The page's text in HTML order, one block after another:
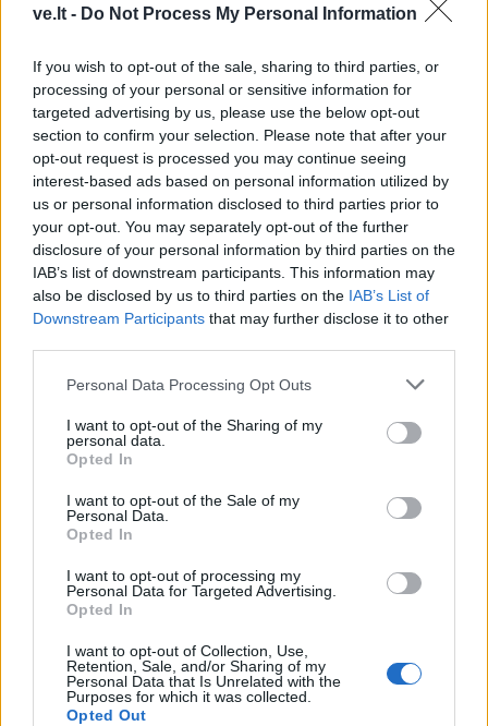
ve.lt - Do Not Process My Personal Information
If you wish to opt-out of the sale, sharing to third parties, or
processing of your personal or sensitive information for
targeted advertising by us, please use the below opt-out
section to confirm your selection. Please note that after your
opt-out request is processed you may continue seeing
interest-based ads based on personal information utilized by
us or personal information disclosed to third parties prior to
your opt-out. You may separately opt-out of the further
disclosure of your personal information by third parties on the
IAB’s list of downstream participants. This information may
also be disclosed by us to third parties on the IAB’s List of
Downstream Participants that may further disclose it to other
Personal Data Processing Opt Outs
I want to opt-out of the Sharing of my
personal data.
Opted In
I want to opt-out of the Sale of my
Personal Data.
Opted In
I want to opt-out of processing my
Personal Data for Targeted Advertising.
Opted In
I want to opt-out of Collection, Use,
Retention, Sale, and/or Sharing of my
Personal Data that Is Unrelated with the
Purposes for which it was collected.
Opted Out
Pasaulis 2024-04-26 21:26
"Eurovizija 2024": pasirodė pirmosios dainų
konkurso scenos nuotraukos (1)
Laisvalaikis
"Pats pasibaisėjau": Filipas Kirkorovas
prisipažino, kaip atsidūrė scenoje su